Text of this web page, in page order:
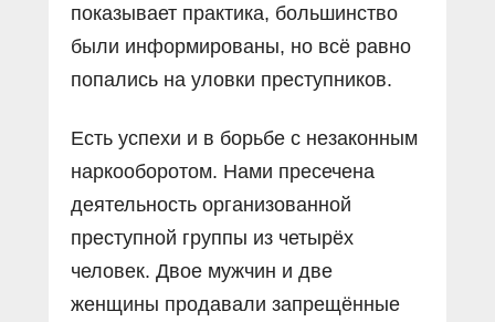
показывает практика, большинство
были информированы, но всë равно
попались на уловки преступников.
Есть успехи и в борьбе с незаконным
наркооборотом. Нами пресечена
деятельность организованной
преступной группы из четырёх
человек. Двое мужчин и две
женщины продавали запрещëнные